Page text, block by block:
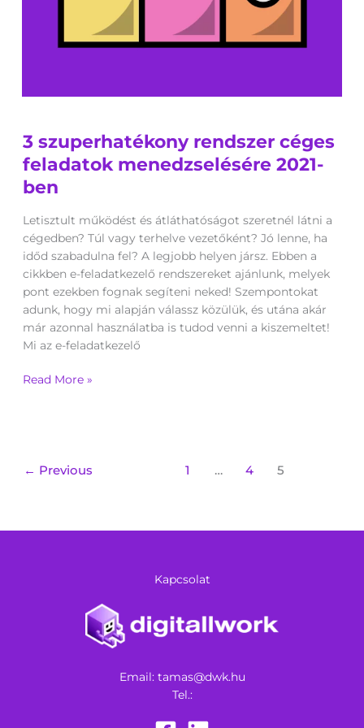
3 szuperhatékony rendszer céges
feladatok menedzselésére 2021-
ben
Letisztult működést és átláthatóságot szeretnél látni a
cégedben? Túl vagy terhelve vezetőként? Jó lenne, ha
időd szabadulna fel? A legjobb helyen jársz. Ebben a
cikkben e-feladatkezelő rendszereket ajánlunk, melyek
pont ezekben fognak segíteni neked! Szempontokat
adunk, hogy mi alapján válassz közülük, és utána akár
már azonnal használatba is tudod venni a kiszemeltet!
Mi az e-feladatkezelő
szuperhatékony
rendszer
céges
feladatok
ben
Read More »
← Previous 1 … 4 5
Kapcsolat
Email: tamas@dwk.hu
Tel.: